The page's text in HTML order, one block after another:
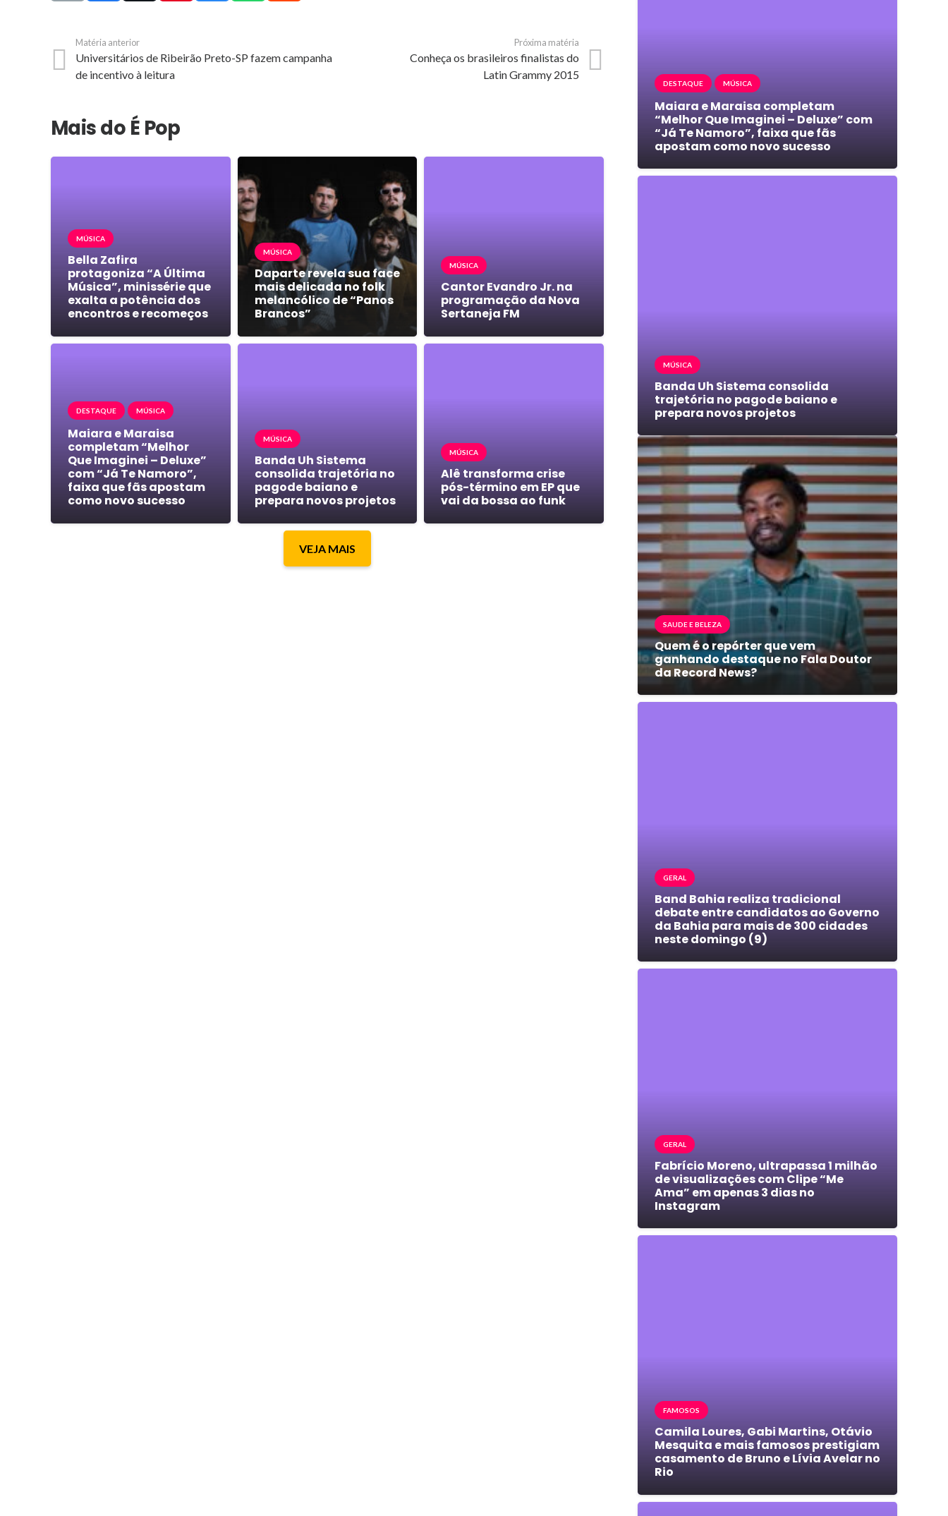
Matéria anterior
Universitários de Ribeirão Preto-SP fazem campanha
de incentivo à leitura
Próxima matéria
Conheça os brasileiros finalistas do
Latin Grammy 2015
Mais do É Pop
MÚSICA
Bella Zafira
protagoniza “A Última
Música”, minissérie que
exalta a potência dos
encontros e recomeços
MÚSICA
Daparte revela sua face
mais delicada no folk
melancólico de “Panos
Brancos”
MÚSICA
Cantor Evandro Jr. na
programação da Nova
Sertaneja FM
DESTAQUE MÚSICA
Maiara e Maraisa
completam “Melhor
Que Imaginei – Deluxe”
com “Já Te Namoro”,
faixa que fãs apostam
como novo sucesso
MÚSICA
Banda Uh Sistema
consolida trajetória no
pagode baiano e
prepara novos projetos
MÚSICA
Alê transforma crise
pós-término em EP que
vai da bossa ao funk
VEJA MAIS
DESTAQUE MÚSICA
Maiara e Maraisa completam
“Melhor Que Imaginei – Deluxe” com
“Já Te Namoro”, faixa que fãs
apostam como novo sucesso
MÚSICA
Banda Uh Sistema consolida
trajetória no pagode baiano e
prepara novos projetos
SAUDE E BELEZA
Quem é o repórter que vem
ganhando destaque no Fala Doutor
da Record News?
GERAL
Band Bahia realiza tradicional
debate entre candidatos ao Governo
da Bahia para mais de 300 cidades
neste domingo (9)
GERAL
Fabrício Moreno, ultrapassa 1 milhão
de visualizações com Clipe “Me
Ama” em apenas 3 dias no
Instagram
FAMOSOS
Camila Loures, Gabi Martins, Otávio
Mesquita e mais famosos prestigiam
casamento de Bruno e Lívia Avelar no
Rio